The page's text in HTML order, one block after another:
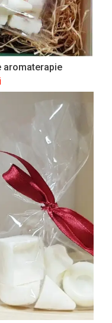
aromaterapie